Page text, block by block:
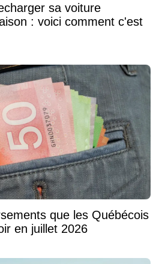
sa voiture
: voici comment c'est
que les Québécois
en juillet 2026